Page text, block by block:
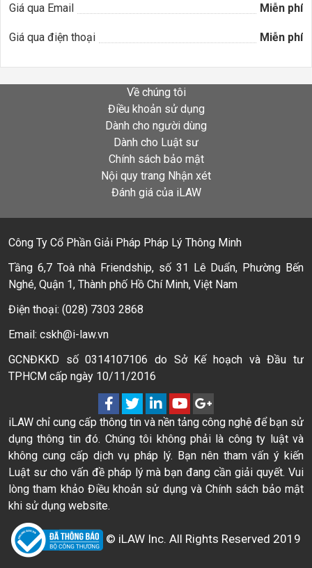
Giá qua Email Miễn phí
Giá qua điện thoại Miễn phí
Về chúng tôi
Điều khoản sử dụng
Dành cho người dùng
Dành cho Luật sư
Chính sách bảo mật
Nội quy trang Nhận xét
Đánh giá của iLAW
Công Ty Cổ Phần Giải Pháp Pháp Lý Thông Minh
Tầng 6,7 Toà nhà Friendship, số 31 Lê Duẩn, Phường Bến
Nghé, Quận 1, Thành phố Hồ Chí Minh, Việt Nam
Điện thoại: (028) 7303 2868
Email: cskh@i-law.vn
GCNĐKKD số 0314107106 do Sở Kế hoạch và Đầu tư
TPHCM cấp ngày 10/11/2016
iLAW chỉ cung cấp thông tin và nền tảng công nghệ để bạn sử
dụng thông tin đó. Chúng tôi không phải là công ty luật và
không cung cấp dịch vụ pháp lý. Bạn nên tham vấn ý kiến
Luật sư cho vấn đề pháp lý mà bạn đang cần giải quyết. Vui
lòng tham khảo Điều khoản sử dụng và Chính sách bảo mật
khi sử dụng website.
© iLAW Inc. All Rights Reserved 2019